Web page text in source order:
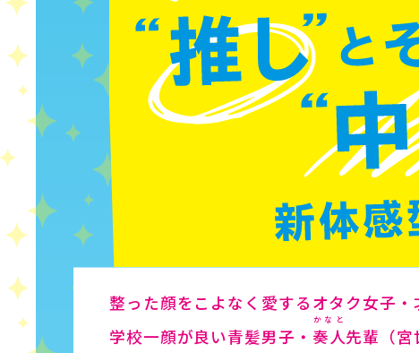
整った顔をこよなく愛するオタク女子・
学校一顔が良い青髪男子・ 奏人
かなと
先輩（宮